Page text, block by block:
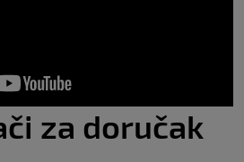
za doručak